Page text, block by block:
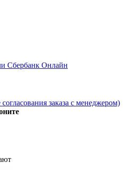
Сбербанк Онлайн
согласования заказа с менеджером)